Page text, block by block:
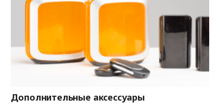
Дополнительные аксессуары